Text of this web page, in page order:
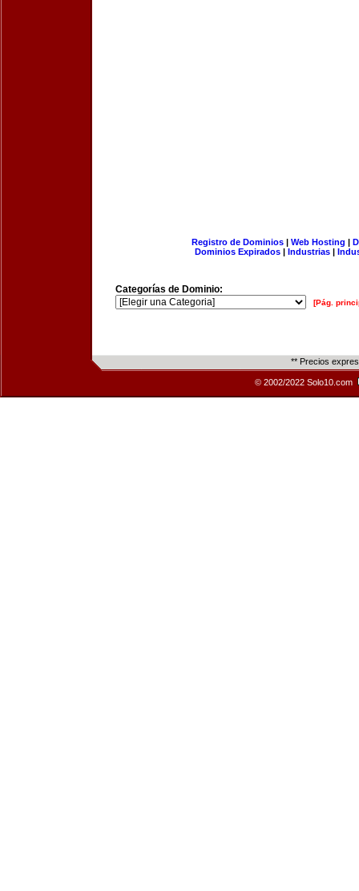
Registro de Dominios| Web Hosting |
Dominios Expirados | Industrias |
Categorías de Dominio:
[Pág.
** Precios
© 2002/2022 Solo10.com